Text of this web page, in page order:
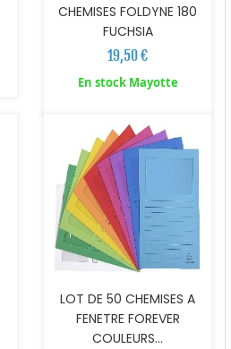
CHEMISES FOLDYNE 180
FUCHSIA
19,50 €
En stock Mayotte
LOT DE 50 CHEMISES A
FENETRE FOREVER
COULEURS...